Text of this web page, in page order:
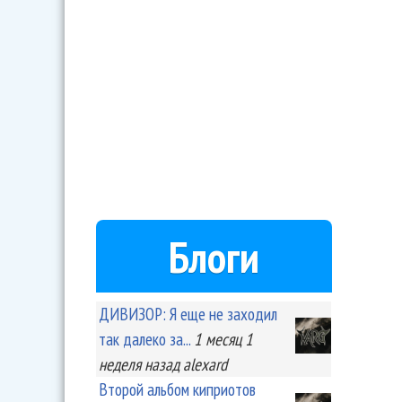
Блоги
ДИВИЗОР: Я еще не заходил
так далеко за... 1 месяц 1
неделяназад alexard
Второй альбом киприотов